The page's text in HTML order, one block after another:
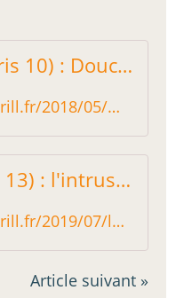
Bistro Paradis (Paris 10) : Douceur et réconfort - Restos sur le Grill - Blog critique des restaurants de Paris indépendant !
http://restos-sur-le-grill.fr/2018/05/bistro-paradis-paris-10-douceur-et-reconfort.html
L'Hommage (Paris 13) : l'intrus de l'avenue de Choisy - Restos sur le Grill - Blog critique des restaurants de Paris indépendant !
http://restos-sur-le-grill.fr/2019/07/l-hommage-paris-13-l-intrus-de-l-avenue-de-choisy.html
Article suivant »